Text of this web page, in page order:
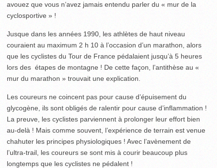
avouez que vous n’avez jamais entendu parler du « mur de la
cyclosportive » !
Jusque dans les années 1990, les athlètes de haut niveau
couraient au maximum 2 h 10 à l’occasion d’un marathon, alors
que les cyclistes du Tour de France pédalaient jusqu’à 5 heures
lors des étapes de montagne ! De cette façon, l’antithèse au «
mur du marathon » trouvait une explication.
Les coureurs ne coincent pas pour cause d’épuisement du
glycogène, ils sont obligés de ralentir pour cause d’inflammation !
La preuve, les cyclistes parviennent à prolonger leur effort bien
au-delà ! Mais comme souvent, l’expérience de terrain est venue
chahuter les principes physiologiques ! Avec l’avènement de
l’ultra-trail, les coureurs se sont mis à courir beaucoup plus
longtemps que les cyclistes ne pédalent !